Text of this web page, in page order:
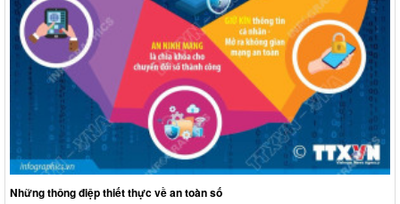
Những thông điệp thiết thực về an toàn số